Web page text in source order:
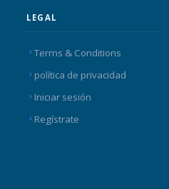
LEGAL
Terms & Conditions
política de privacidad
Iniciar sesión
Regístrate